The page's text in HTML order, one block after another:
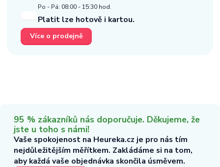
Po - Pá: 08:00 - 15:30 hod.
Platit lze hotově i kartou.
Více o prodejně
95 % zákazníků nás doporučuje. Děkujeme, že
jste u toho s námi!
Vaše spokojenost na Heureka.cz je pro nás tím
nejdůležitějším měřítkem. Zakládáme si na tom,
aby každá vaše objednávka skončila úsměvem.